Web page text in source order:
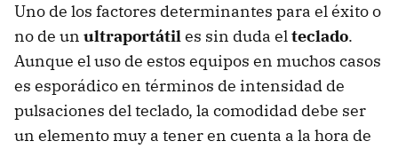
Uno de los factores determinantes para el éxito o
no de un ultraportátiles sin duda elteclado.
Aunque el uso de estos equipos en muchos casos
es esporádico en términos de intensidad de
pulsaciones del teclado, la comodidad debe ser
un elemento muy a tener en cuenta a la hora de